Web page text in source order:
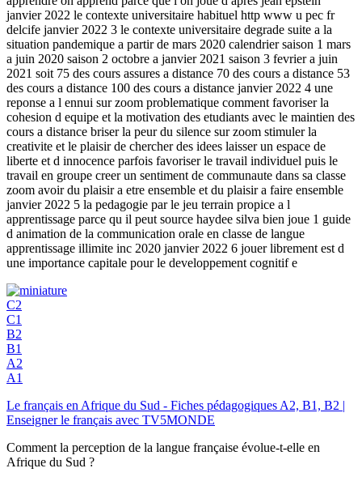
janvier 2022 le contexte universitaire habituel http www u pec fr
delcife janvier 2022 3 le contexte universitaire degrade suite a la
situation pandemique a partir de mars 2020 calendrier saison 1 mars
a juin 2020 saison 2 octobre a janvier 2021 saison 3 fevrier a juin
2021 soit 75 des cours assures a distance 70 des cours a distance 53
des cours a distance 100 des cours a distance janvier 2022 4 une
reponse a l ennui sur zoom problematique comment favoriser la
cohesion d equipe et la motivation des etudiants avec le maintien des
cours a distance briser la peur du silence sur zoom stimuler la
creativite et le plaisir de chercher des idees laisser un espace de
liberte et d innocence parfois favoriser le travail individuel puis le
travail en groupe creer un sentiment de communaute dans sa classe
zoom avoir du plaisir a etre ensemble et du plaisir a faire ensemble
janvier 2022 5 la pedagogie par le jeu terrain propice a l
apprentissage parce qu il peut source haydee silva bien joue 1 guide
d animation de la communication orale en classe de langue
apprentissage illimite inc 2020 janvier 2022 6 jouer librement est d
une importance capitale pour le developpement cognitif e
C2
C1
B2
B1
A2
A1
Le français en Afrique du Sud - Fiches pédagogiques A2, B1, B2 |
Enseigner le français avec TV5MONDE
Comment la perception de la langue française évolue-t-elle en
Afrique du Sud ?